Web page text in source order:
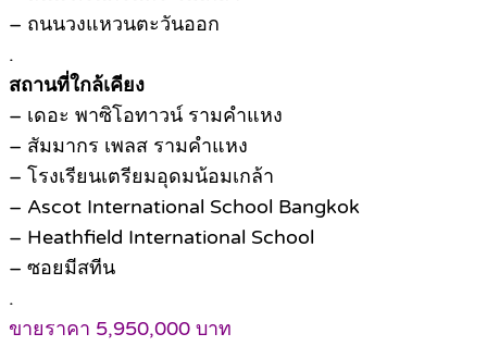
– ถนนวงแหวนตะวันออก
.
สถานที่ใกล้เคียง
– เดอะ พาซิโอทาวน์ รามคำแหง
– สัมมากร เพลส รามคำแหง
– โรงเรียนเตรียมอุดมน้อมเกล้า
– Ascot International School Bangkok
– Heathfield International School
– ซอยมีสทีน
.
ขายราคา 5,950,000 บาท